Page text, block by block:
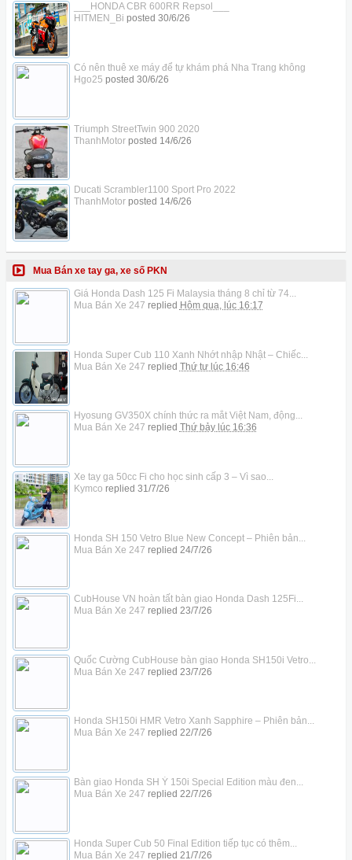
___HONDA CBR 600RR Repsol___
HITMEN_Bi posted 30/6/26
Có nên thuê xe máy để tự khám phá Nha Trang không
Hgo25 posted 30/6/26
Triumph StreetTwin 900 2020
ThanhMotorposted 14/6/26
Ducati Scrambler1100 Sport Pro 2022
ThanhMotorposted 14/6/26
Mua Bán xe tay ga, xe số PKN
Giá Honda Dash 125 Fi Malaysia tháng 8 chỉ từ 74...
Mua Bán Xe 247 replied Hôm qua, lúc 16:17
Honda Super Cub 110 Xanh Nhớt nhập Nhật – Chiếc...
Mua Bán Xe 247 replied Thứ tư lúc 16:46
Hyosung GV350X chính thức ra mắt Việt Nam, động...
Mua Bán Xe 247 replied Thứ bảy lúc 16:36
Xe tay ga 50cc Fi cho học sinh cấp 3 – Vì sao...
Kymco replied 31/7/26
Honda SH 150 Vetro Blue New Concept – Phiên bản...
Mua Bán Xe 247 replied 24/7/26
CubHouse VN hoàn tất bàn giao Honda Dash 125Fi...
Mua Bán Xe 247 replied 23/7/26
Quốc Cường CubHouse bàn giao Honda SH150i Vetro...
Mua Bán Xe 247 replied 23/7/26
Honda SH150i HMR Vetro Xanh Sapphire – Phiên bản...
Mua Bán Xe 247 replied 22/7/26
Bàn giao Honda SH Ý 150i Special Edition màu đen...
Mua Bán Xe 247 replied 22/7/26
Honda Super Cub 50 Final Edition tiếp tục có thêm...
Mua Bán Xe 247 replied 21/7/26